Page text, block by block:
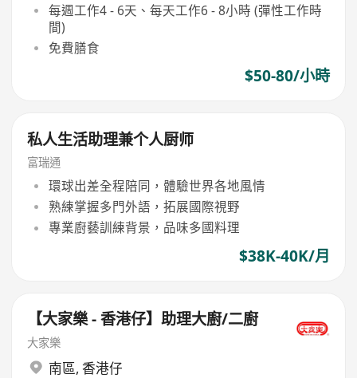
每週工作4 - 6天、每天工作6 - 8小時 (彈性工作時
間)
免費膳食
$50-80/小時
私人生活助理兼个人厨师
富瑞通
環球出差全程陪同，體驗世界各地風情
熟練掌握多門外語，拓展國際視野
專業廚藝訓練背景，品味多國料理
$38K-40K/月
【大家樂 - 香港仔】助理大廚/二廚
大家樂
南區, 香港仔